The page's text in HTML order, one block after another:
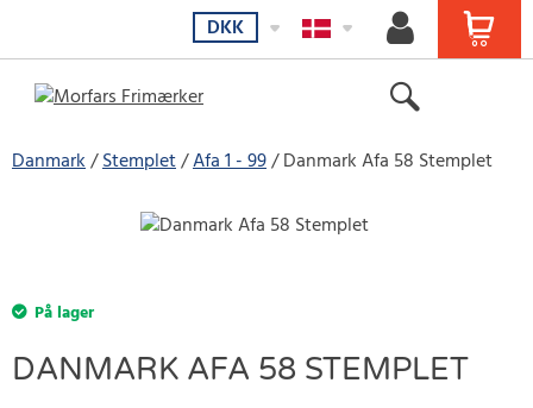
DKK
Danmark Stemplet Afa 1 - 99 Danmark Afa 58 Stemplet
På lager
DANMARK AFA 58 STEMPLET